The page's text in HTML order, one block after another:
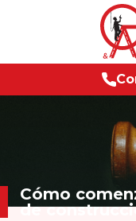
Co
Cómo
de